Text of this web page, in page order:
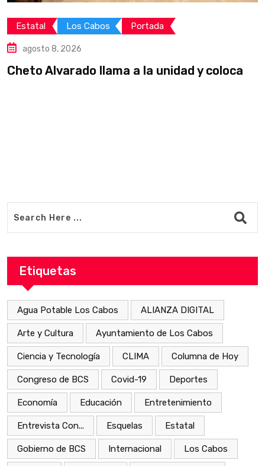
Estatal Los Cabos Portada
agosto 8, 2026
Cheto Alvarado llama a la unidad y coloca
Etiquetas
Agua Potable Los Cabos ALIANZA DIGITAL
Arte y Cultura Ayuntamiento de Los Cabos
Ciencia y Tecnología CLIMA Columna de Hoy
Congreso de BCS Covid-19 Deportes
Economía Educación Entretenimiento
Entrevista Con... Esquelas Estatal
Gobierno de BCS Internacional Los Cabos